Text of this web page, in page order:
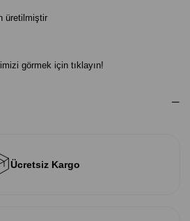
üretilmiştir
görmek için tıklayın!
Ücretsiz Kargo